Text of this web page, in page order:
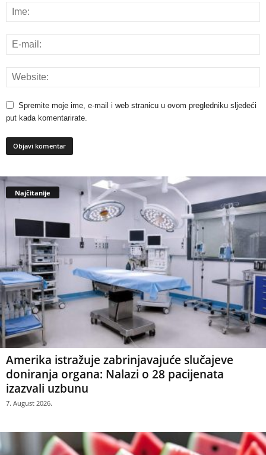
Spremite moje ime, e-mail i web stranicu u ovom pregledniku sljedeći
put kada komentarirate.
Najčitanije
Amerika istražuje zabrinjavajuće slučajeve
doniranja organa: Nalazi o 28 pacijenata
izazvali uzbunu
7. August 2026.